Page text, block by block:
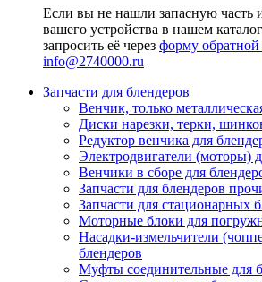
Если вы не нашли запасную часть
вашего устройства в нашем
запросить её через форму обратной
info@2740000.ru
Запчасти для блендеров
Венчик, только
Диски нарезки, терки,
Редуктор венчика для
Электродвигатели (моторы)
Венчики в сборе для
Запчасти для блендеров
Запчасти для стационарных
Моторные блоки для
Насадки-измельчители
блендеров
Муфты соединительные для